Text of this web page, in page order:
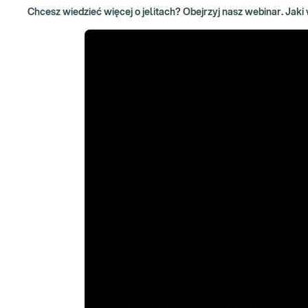
Chcesz wiedzieć więcej o jelitach? Obejrzyj nasz webinar. Jaki